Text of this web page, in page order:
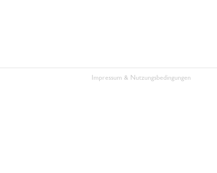
Impressum & Nutzungsbedingungen